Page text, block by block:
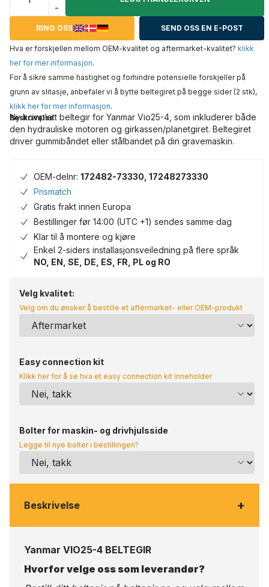
-
RING OSS SEND OSS EN E-POST
Hva er forskjellen mellom OEM-kvalitet og aftermarket-kvalitet? klikk
her for mer informasjon.
For å sikre samme hastighet og forhindre potensielle forskjeller på
grunn av slitasje, anbefaler vi å bytte beltegiret på begge sider (2 stk),
klikk her for mer informasjon.
Beskrivelse
Ny komplett beltegir for Yanmar Vio25-4, som inkluderer både
den hydrauliske motoren og girkassen/planetgiret. Beltegiret
driver gummibåndet eller stålbandet på din gravemaskin.
OEM-delnr: 172482-73330, 17248273330
Prismatch
Gratis frakt innen Europa
Bestillinger før 14:00 (UTC +1) sendes samme dag
Klar til å montere og kjøre
Enkel 2-siders installasjonsveiledning på flere språk
NO, EN, SE, DE, ES, FR, PL og RO
Velg kvalitet:
Velg om du ønsker å bestille et aftermarket- eller OEM-produkt
Easy connection kit
Klikk her for å se hva et easy connection kit inneholder
Bolter for maskin- og drivhjulsside
Legge til nye bolter i bestillingen?
Beskrivelse +
Yanmar VIO25-4 BELTEGIR
Hvorfor velge oss som leverandør?